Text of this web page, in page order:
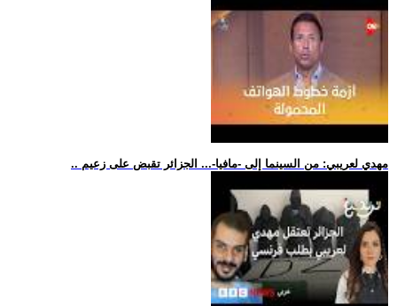
.. مهدي لعريبي: من السينما إلى -مافيا-... الجزائر تقبض على زعيم